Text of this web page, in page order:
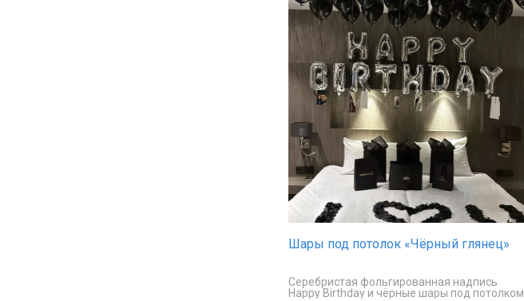
Шары под потолок «Чёрный глянец»
Серебристая фольгированная надпись
Happy Birthday и чёрные шары под потолком